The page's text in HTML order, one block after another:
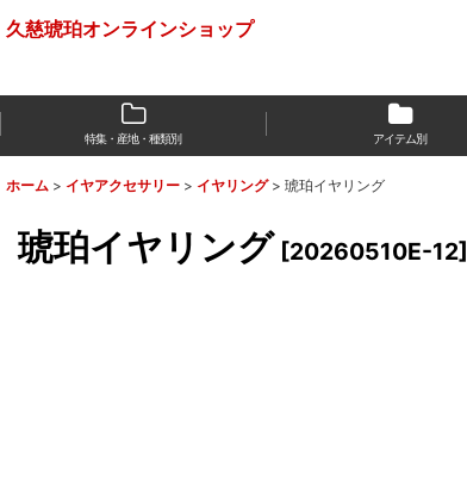
久慈琥珀オンラインショップ
特集・産地・種類別 アイテム別
ホーム > イヤアクセサリー > イヤリング > 琥珀イヤリング
琥珀イヤリング [20260510E-12]